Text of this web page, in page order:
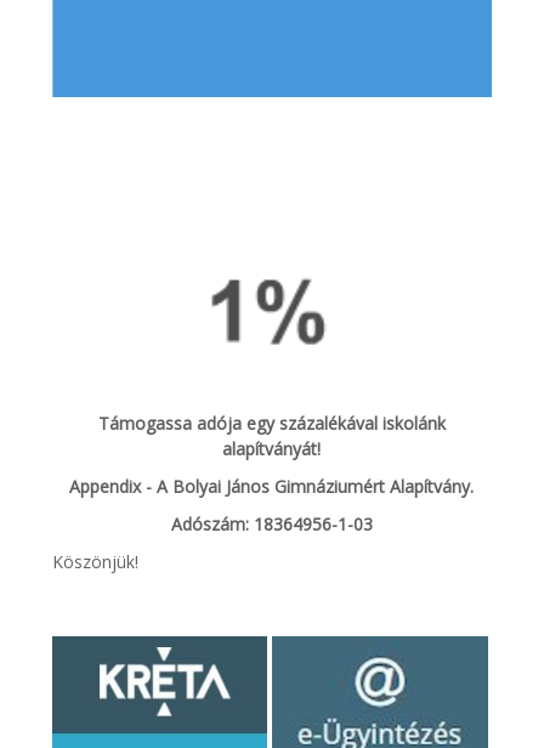
Támogassa adója egy százalékával iskolánk
alapítványát!
Appendix - A Bolyai János Gimnáziumért Alapítvány.
Adószám: 18364956-1-03
Köszönjük!